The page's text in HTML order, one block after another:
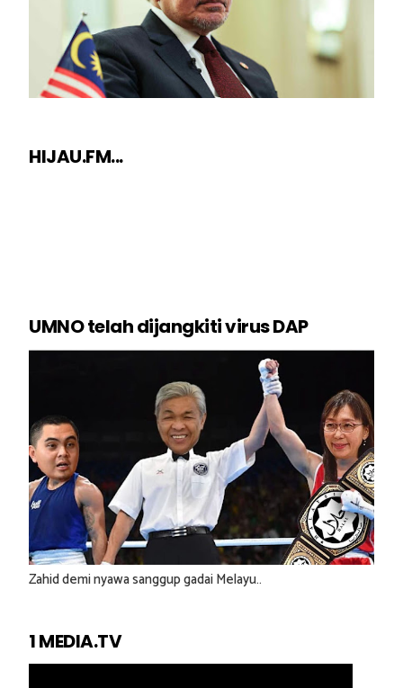
HIJAU.FM...
UMNO telah dijangkiti virus DAP
Zahid demi nyawa sanggup gadai Melayu..
1 MEDIA.TV